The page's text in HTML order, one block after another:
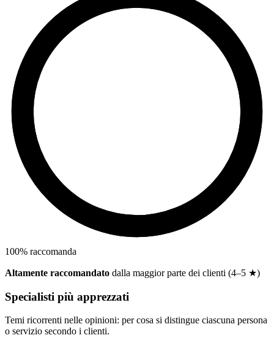
100% raccomanda
Altamente raccomandato dalla maggior parte dei clienti (4–5 ★)
Specialisti più apprezzati
Temi ricorrenti nelle opinioni: per cosa si distingue ciascuna persona
o servizio secondo i clienti.